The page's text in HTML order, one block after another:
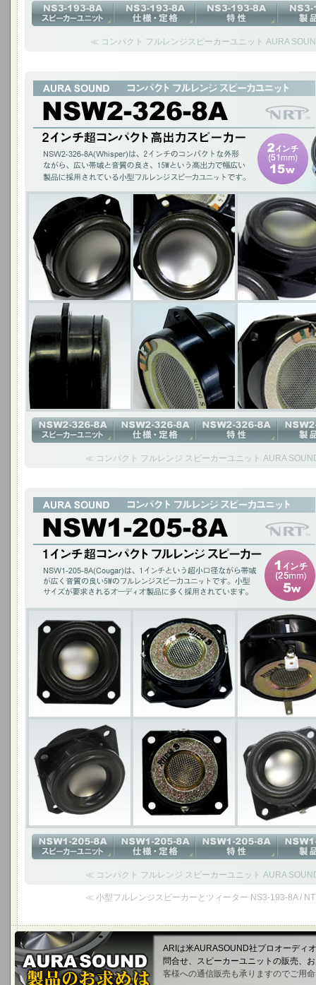
≪ コンパクト フルレンジスピーカーユニット AURA
2インチ超コンパクト 高出力スピーカー
NSW2-326-8A(Whisper)は、2インチのコンパクトな外形ながら、広い帯域
幅広い製品に採用されている小型フルレンジスピーカユニットです。
2インチ(51mm)15W / チタニウムコーン
≪ コンパクト フルレンジ スピーカーユニット AURA
1インチ超コンパクト フルレンジ スピーカー
NSW1-205-8A(Cougar)は、1インチという超小口径ながら帯域が広く音質
ットです。 小型サイズが要求されるオーディオ製品に多く採用されていま
1インチ(25mm)5W / チタニウムコーン
≪ コンパクト フルレンジ スピーカーユニット AURA
≪ 小型フルレンジスピーカーとツィーター NS3-193-8A /
ARIは米AURASOUND社プロオーディ
問合せ、スピーカーユニットの販売、
客様への通信販売も承りますのでご用